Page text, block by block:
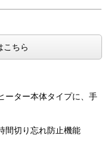
こちら
ーター本体タイプに、手
間切り忘れ防止機能